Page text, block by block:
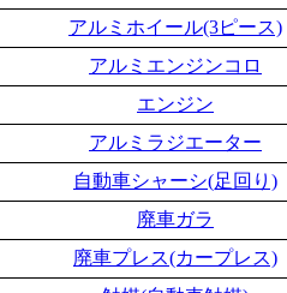
アルミホイール(3ピース)
アルミエンジンコロ
エンジン
アルミラジエーター
自動車シャーシ(足回り)
廃車ガラ
廃車プレス(カープレス)